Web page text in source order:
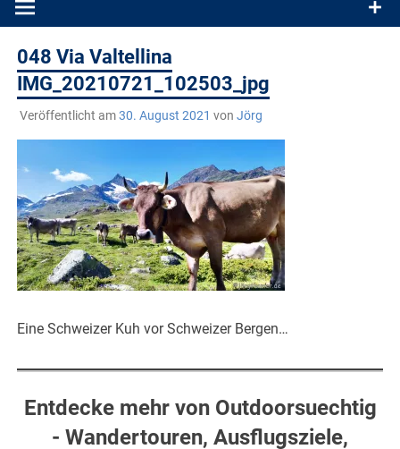
048 Via Valtellina
IMG_20210721_102503_jpg
Veröffentlicht am30. August 2021 von Jörg
Eine Schweizer Kuh vor Schweizer Bergen…
Entdecke mehr von Outdoorsuechtig
- Wandertouren, Ausflugsziele,